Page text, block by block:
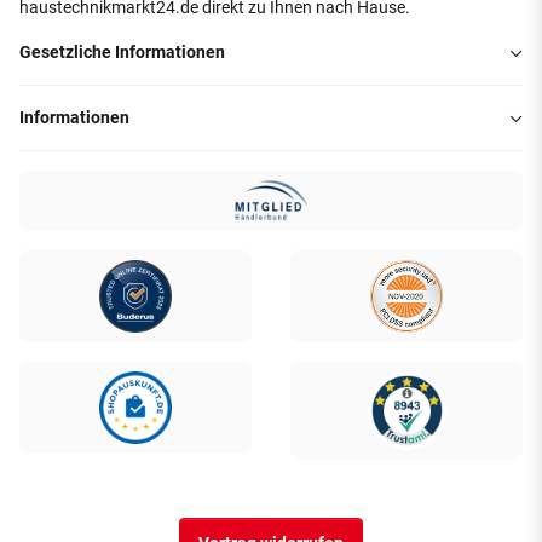
haustechnikmarkt24.de direkt zu Ihnen nach Hause.
Gesetzliche Informationen
Informationen